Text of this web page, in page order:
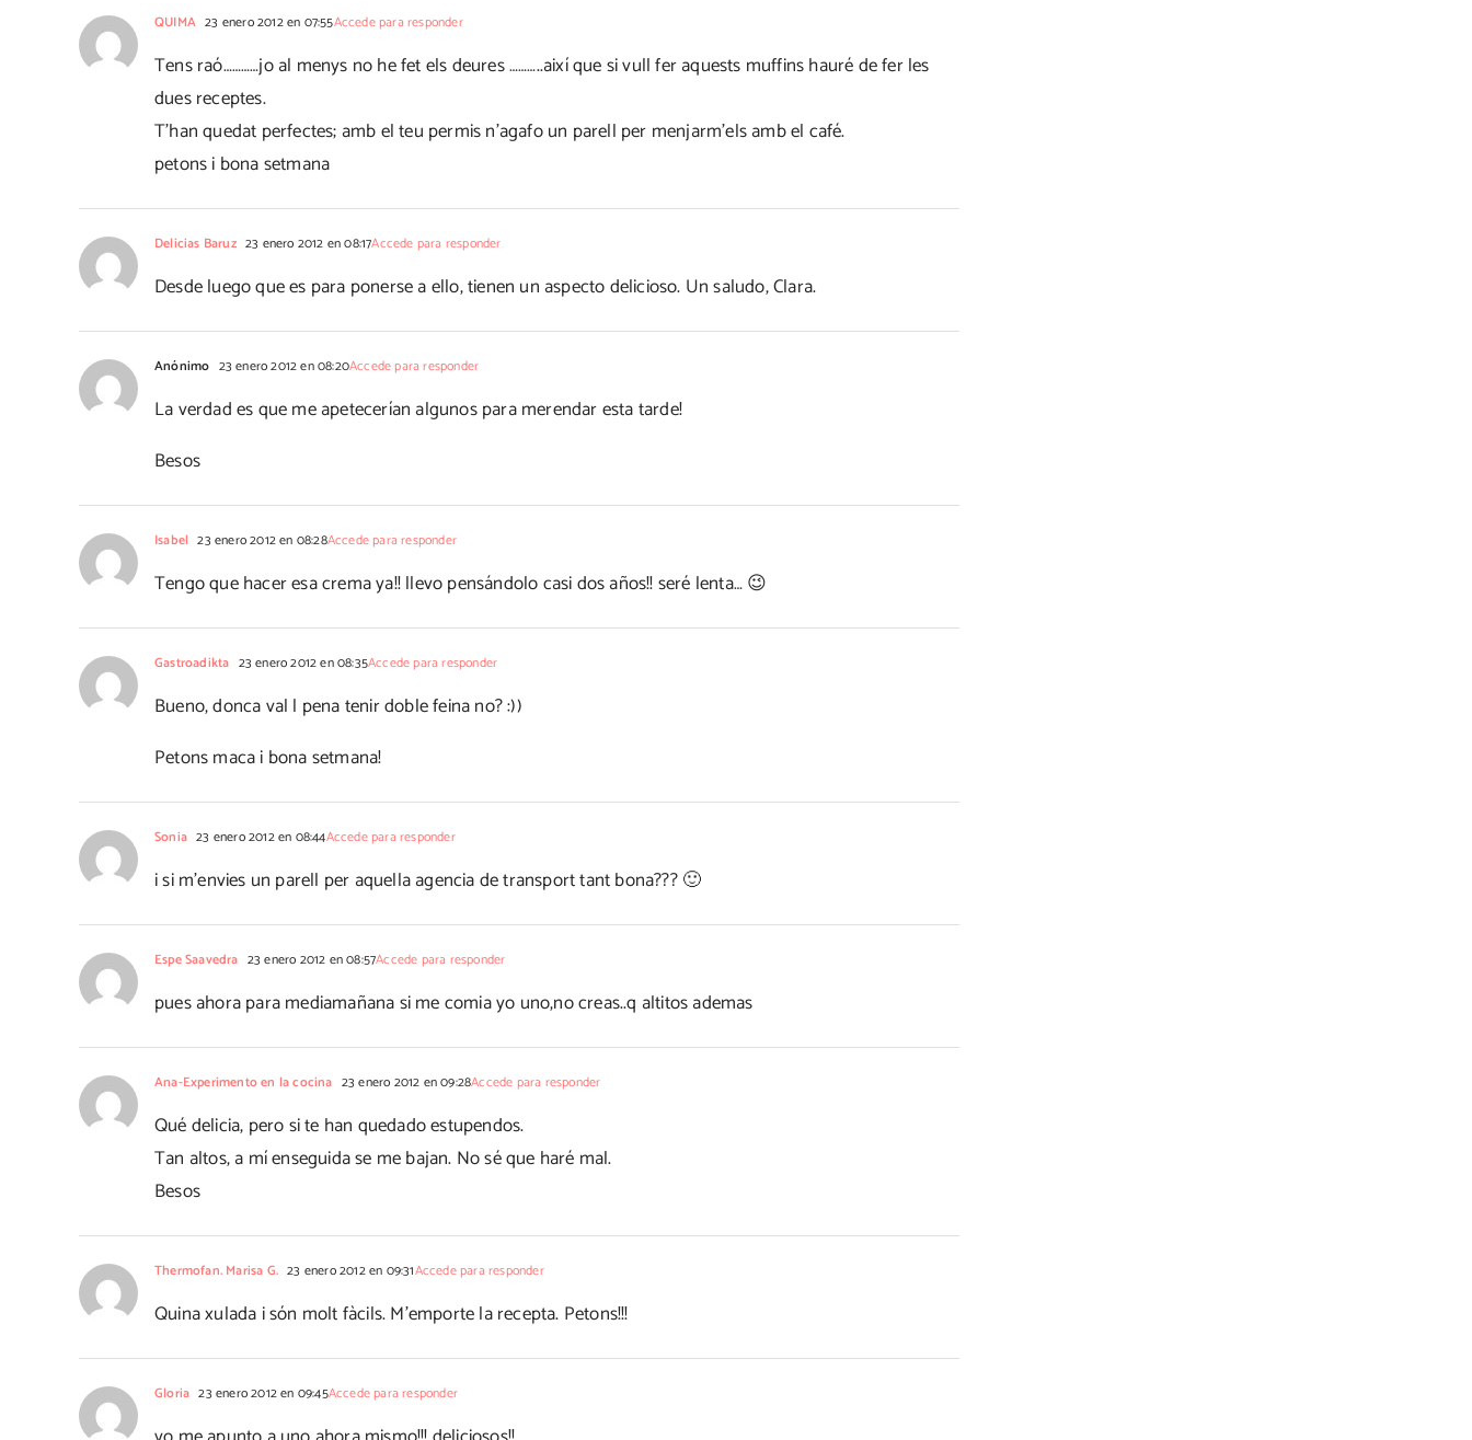
QUIMA 23 enero 2012 en 07:55Accede para responder
Tens raó…………jo al menys no he fet els deures ………..així que si vull fer aquests muffins hauré de fer les
dues receptes.
T'han quedat perfectes; amb el teu permis n'agafo un parell per menjarm'els amb el café.
petons i bona setmana
Delicias Baruz 23 enero 2012 en 08:17Accede para responder
Desde luego que es para ponerse a ello, tienen un aspecto delicioso. Un saludo, Clara.
Anónimo 23 enero 2012 en 08:20Accede para responder
La verdad es que me apetecerían algunos para merendar esta tarde!
Besos
Isabel 23 enero 2012 en 08:28Accede para responder
Tengo que hacer esa crema ya!! llevo pensándolo casi dos años!! seré lenta… 😉
Gastroadikta 23 enero 2012 en 08:35Accede para responder
Bueno, donca val l pena tenir doble feina no? :))
Petons maca i bona setmana!
Sonia 23 enero 2012 en 08:44Accede para responder
i si m'envies un parell per aquella agencia de transport tant bona??? 🙂
Espe Saavedra 23 enero 2012 en 08:57Accede para responder
pues ahora para mediamañana si me comia yo uno,no creas..q altitos ademas
Ana-Experimento en la cocina 23 enero 2012 en 09:28Accede para responder
Qué delicia, pero si te han quedado estupendos.
Tan altos, a mí enseguida se me bajan. No sé que haré mal.
Besos
Thermofan. Marisa G. 23 enero 2012 en 09:31Accede para responder
Quina xulada i són molt fàcils. M'emporte la recepta. Petons!!!
Gloria 23 enero 2012 en 09:45Accede para responder